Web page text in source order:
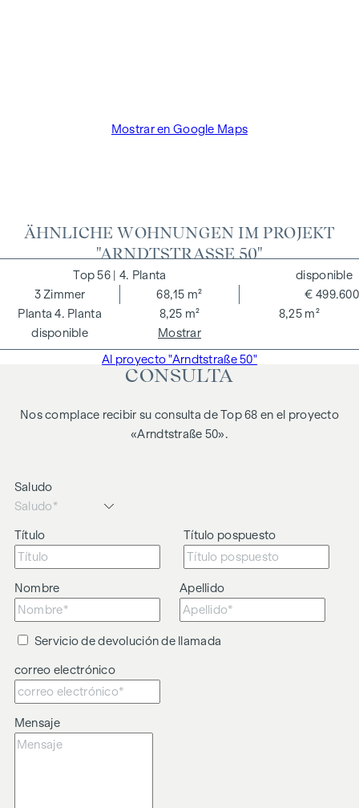
Mostrar en Google Maps
ÄHNLICHE WOHNUNGEN IM PROJEKT
"ARNDTSTRASSE 50"
56 | 4. Planta
4. Planta
3Zimmer
68,15 m²
8,25 m²
8,25 m²
€ 499.600
disponible
disponible
Mostrar
Al proyecto "Arndtstraße 50"
CONSULTA
Nos complace recibir su consulta de Top 68 en el proyecto
«Arndtstraße 50».
Saludo
Título Título pospuesto
Nombre Apellido
Servicio de devolución de llamada
correo electrónico
Mensaje